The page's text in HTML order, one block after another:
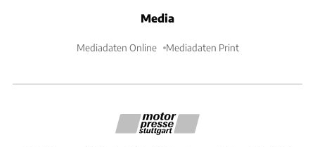
Media
Mediadaten Online Mediadaten Print